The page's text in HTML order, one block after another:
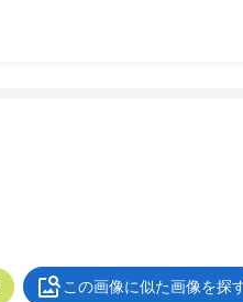
この画像に似た画像を探